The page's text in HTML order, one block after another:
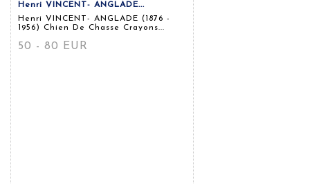
Henri VINCENT- ANGLADE...
Henri VINCENT- ANGLADE (1876 -
1956) Chien De Chasse Crayons...
50 - 80 EUR